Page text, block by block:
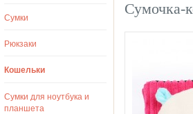
Сумки
Рюкзаки
Кошельки
Сумки для ноутбука и
планшета
Сумочка-